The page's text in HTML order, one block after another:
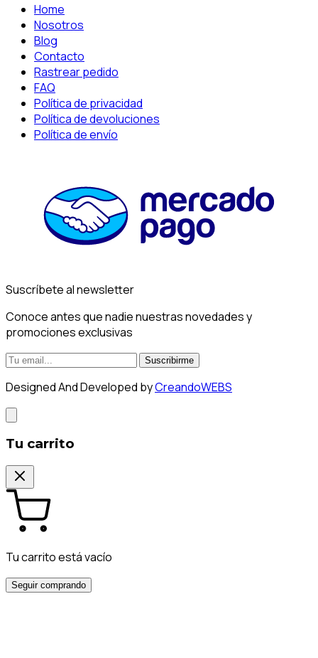
Home
Nosotros
Blog
Contacto
Rastrear pedido
FAQ
Política de privacidad
Política de devoluciones
Política de envío
Suscríbete al newsletter
Conoce antes que nadie nuestras novedades y
promociones exclusivas
Suscribirme
Designed And Developed byCreandoWEBS
Tu carrito
Tu carrito está vacío
Seguir comprando